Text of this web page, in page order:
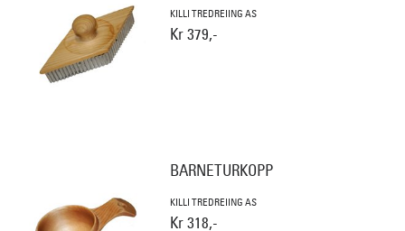
KILLI TREDREIING AS
Kr 379,-
BARNETURKOPP
KILLI TREDREIING AS
Kr 318,-